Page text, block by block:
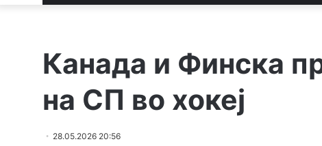
Канада и Финска
на СП во хокеј
28.05.2026 20:56